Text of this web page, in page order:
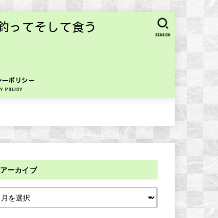
ってそして食う
ーポリシー
POLICY
SEARCH
アーカイブ